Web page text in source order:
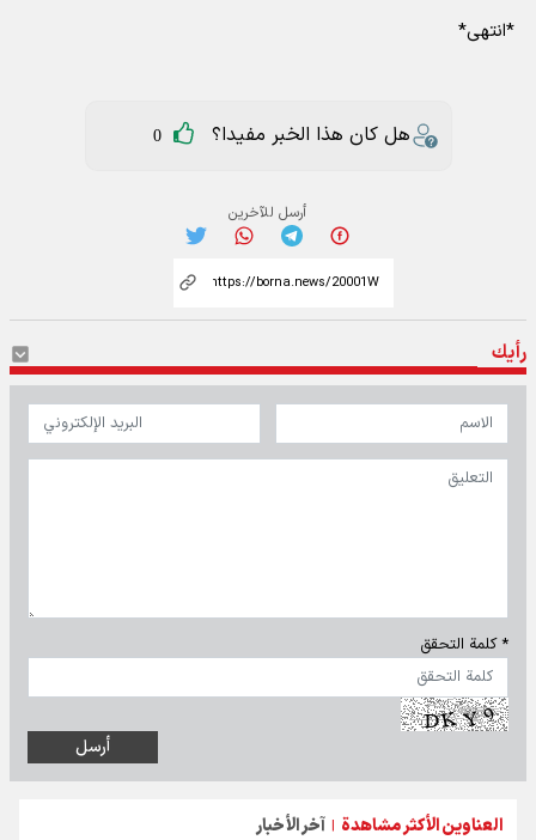
*انتهى*
هل كان هذا الخبر مفيدا؟ 0
أرسل للآخرين
رأيك
* كلمة التحقق
العناوين الأكثر مشاهدة | آخر الأخبار